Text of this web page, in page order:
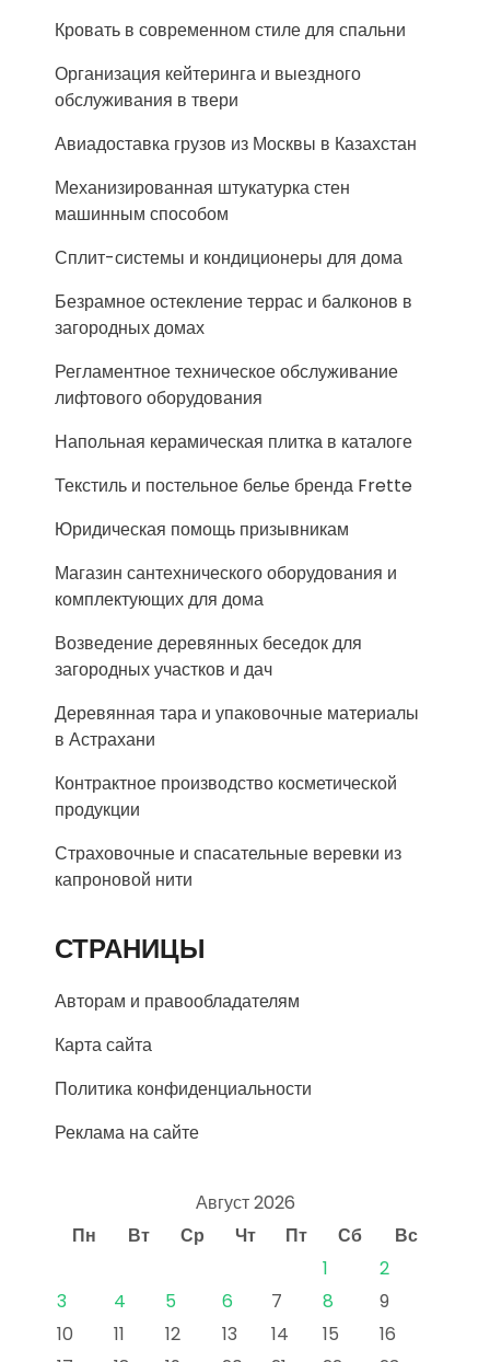
Кровать в современном стиле для спальни
Организация кейтеринга и выездного
обслуживания в твери
Авиадоставка грузов из Москвы в Казахстан
Механизированная штукатурка стен
машинным способом
Сплит-системы и кондиционеры для дома
Безрамное остекление террас и балконов в
загородных домах
Регламентное техническое обслуживание
лифтового оборудования
Напольная керамическая плитка в каталоге
Текстиль и постельное белье бренда Frette
Юридическая помощь призывникам
Магазин сантехнического оборудования и
комплектующих для дома
Возведение деревянных беседок для
загородных участков и дач
Деревянная тара и упаковочные материалы
в Астрахани
Контрактное производство косметической
продукции
Страховочные и спасательные веревки из
капроновой нити
СТРАНИЦЫ
Авторам и правообладателям
Карта сайта
Политика конфиденциальности
Реклама на сайте
Август 2026
Пн
Вт Ср Чт Пт Сб
Вс
1
2
3
4 5 6 7 8
9
10
11 12 13 14 15
16